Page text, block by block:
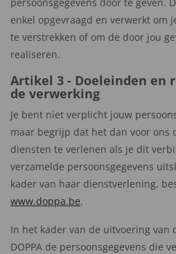
enkel opgevraagd en verwerkt om
te verstrekken of om de door jou
realiseren.
Artikel 3 - Doeleinden en
de verwerking
Je bent niet verplicht jouw
maar begrijp dat het dan voor ons
diensten te verlenen als je dit
verzamelde persoonsgegevens
kader van haar dienstverlening,
www.doppa.be.
In het kader van de uitvoering van
DOPPA de persoonsgegevens die